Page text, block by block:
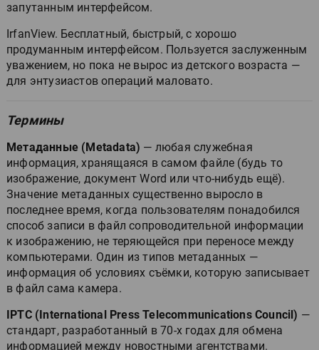
запутанным интерфейсом.
IrfanView. Бесплатный, быстрый, с хорошо
продуманным интерфейсом. Пользуется заслуженным
уважением, но пока не вырос из детского возраста —
для энтузиастов операций маловато.
Термины
Метаданные (Metadata) — любая служебная
информация, хранящаяся в самом файле (будь то
изображение, документ Word или что-нибудь ещё).
Значение метаданных существенно выросло в
последнее время, когда пользователям понадобился
способ записи в файл сопроводительной информации
к изображению, не теряющейся при переносе между
компьютерами. Один из типов метаданных —
информация об условиях съёмки, которую записывает
в файл сама камера.
IPTC (International Press Telecommunications Council) —
стандарт, разработанный в 70-х годах для обмена
информацией между новостными агентствами.